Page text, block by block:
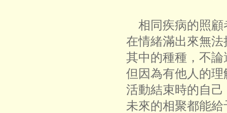
相同疾病的照顧
在情緒滿出來無
其中的種種，不
但因為有他人的
活動結束時的自
未來的相聚都能